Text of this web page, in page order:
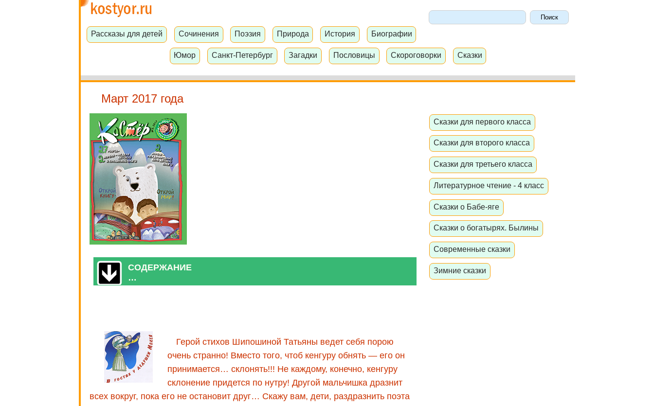
Рассказы для детей Сочинения Поэзия Природа История Биографии
Юмор Санкт-Петербург Загадки Пословицы Скороговорки Сказки
Март 2017 года
СОДЕРЖАНИЕ
…
Герой стихов Шипошиной Татьяны ведет себя порою
очень странно! Вместо того, чтоб кенгуру обнять — его он
принимается… склонять!!! Не каждому, конечно, кенгуру
склонение придется по нутру! Другой мальчишка дразнит
всех вокруг, пока его не остановит друг… Скажу вам, дети, раздразнить поэта
Сказки для первого класса
Сказки для второго класса
Сказки для третьего класса
Литературное чтение - 4 класс
Сказки о Бабе-яге
Сказки о богатырях. Былины
Современные сказки
Зимние сказки